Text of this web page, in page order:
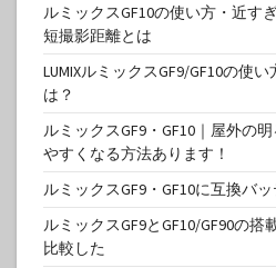
ルミックスGF10の使い方・近す
短撮影距離とは
LUMIXルミックスGF9/GF10の使
は？
ルミックスGF9・GF10｜屋外の
やすくなる方法あります！
ルミックスGF9・GF10に互換バ
ルミックスGF9とGF10/GF90の
比較した